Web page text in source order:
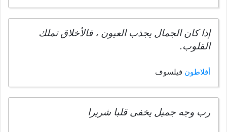
إذا كان الجمال يجذب العيون ، فالأخلاق تملك
القلوب.
أفلاطون فيلسوف
رب وجه جميل يخفى قلبا شريرا